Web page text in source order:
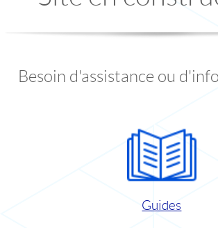
Besoin d'assistance ou
Guides